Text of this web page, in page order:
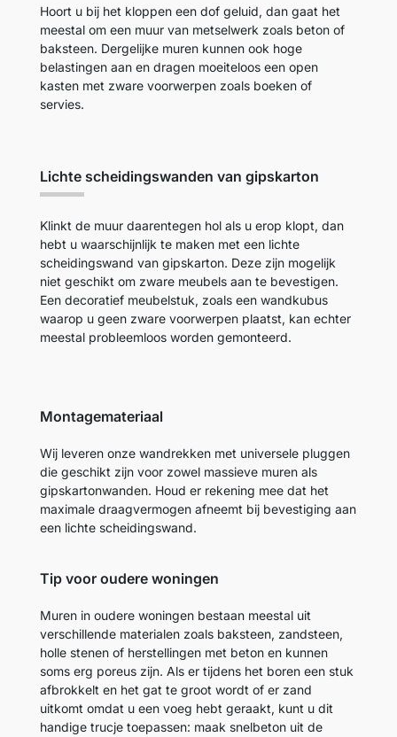
Hoort u bij het kloppen een dof geluid, dan gaat het
meestal om een muur van metselwerk zoals beton of
baksteen. Dergelijke muren kunnen ook hoge
belastingen aan en dragen moeiteloos een open
kasten met zware voorwerpen zoals boeken of
servies.
Lichte scheidingswanden van gipskarton
Klinkt de muur daarentegen hol als u erop klopt, dan
hebt u waarschijnlijk te maken met een lichte
scheidingswand van gipskarton. Deze zijn mogelijk
niet geschikt om zware meubels aan te bevestigen.
Een decoratief meubelstuk, zoals een wandkubus
waarop u geen zware voorwerpen plaatst, kan echter
meestal probleemloos worden gemonteerd.
Montagemateriaal
Wij leveren onze wandrekken met universele pluggen
die geschikt zijn voor zowel massieve muren als
gipskartonwanden. Houd er rekening mee dat het
maximale draagvermogen afneemt bij bevestiging aan
een lichte scheidingswand.
Tip voor oudere woningen
Muren in oudere woningen bestaan meestal uit
verschillende materialen zoals baksteen, zandsteen,
holle stenen of herstellingen met beton en kunnen
soms erg poreus zijn. Als er tijdens het boren een stuk
afbrokkelt en het gat te groot wordt of er zand
uitkomt omdat u een voeg hebt geraakt, kunt u dit
handige trucje toepassen: maak snelbeton uit de